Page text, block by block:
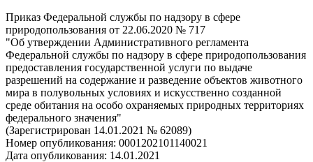
Приказ Федеральной службы по надзору в сфере
природопользования от 22.06.2020 № 717
"Об утверждении Административного регламента
Федеральной службы по надзору в сфере природопользования
предоставления государственной услуги по выдаче
разрешений на содержание и разведение объектов животного
мира в полувольных условиях и искусственно созданной
среде обитания на особо охраняемых природных территориях
федерального значения"
(Зарегистрирован 14.01.2021 № 62089)
Номер опубликования: 0001202101140021
Дата опубликования: 14.01.2021